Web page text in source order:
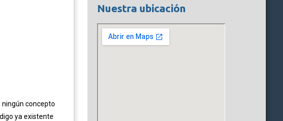
ningún concepto
ya existente
Nuestra ubicación